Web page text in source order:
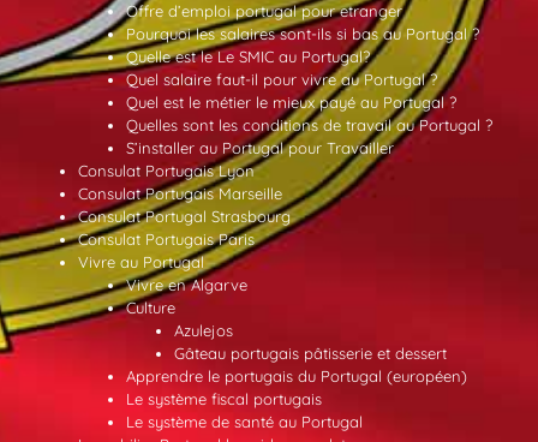
Offre d’emploi portugal pour etranger
Pourquoi les salaires sont-ils si bas au Portugal ?
Quelle est le Le SMIC au Portugal?
Quel salaire faut-il pour vivre au Portugal ?
Quel est le métier le mieux payé au Portugal ?
Quelles sont les conditions de travail au Portugal ?
S’installer au Portugal pour Travailler
Consulat Portugais Lyon
Consulat Portugais Marseille
Consulat Portugal Strasbourg
Consulat Portugais Paris
Vivre au Portugal
Vivre en Algarve
Culture
Azulejos
Gâteau portugais pâtisserie et dessert
Apprendre le portugais du Portugal (européen)
Le système fiscal portugais
Le système de santé au Portugal